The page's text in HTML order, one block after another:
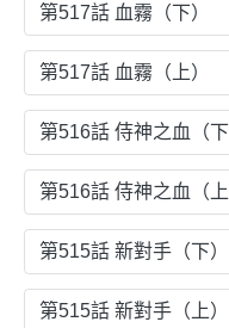
第517話 血霧（下）
第517話 血霧（上）
第516話 侍神之血（下
第516話 侍神之血（上
第515話 新對手（下）
第515話 新對手（上）